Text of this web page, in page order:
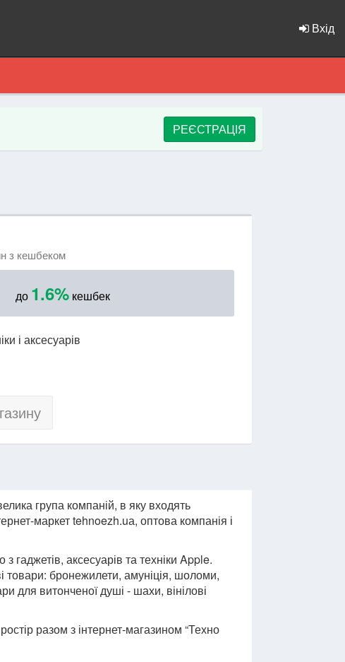
Вхід
РЕЄСТРАЦІЯ
з кешбеком
до 1.6%кешбек
і аксесуарів
група компаній, в яку входять
маркет tehnoezh.uа, оптова компанія і
гаджетів, аксесуарів та техніки Apple.
товари: бронежилети, амуніція, шоломи,
для витонченої душі - шахи, вінілові
разом з інтернет-магазином “Техно